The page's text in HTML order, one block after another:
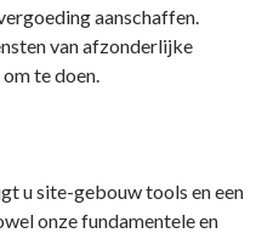
aanschaffen.
van afzonderlijke
te doen.
u site-gebouw tools en een
onze fundamentele en